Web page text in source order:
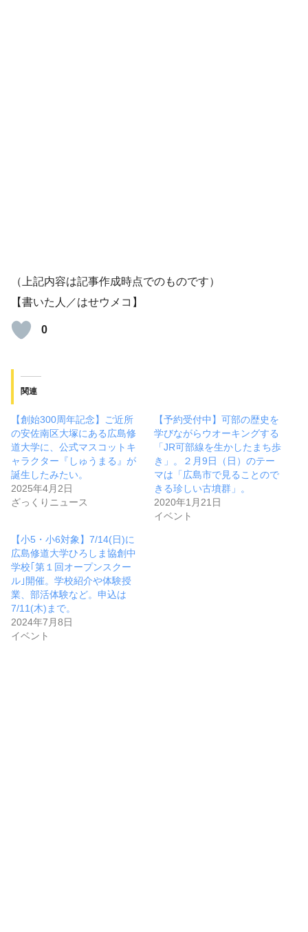
（上記内容は記事作成時点でのものです）
【書いた人／はせウメコ】
0
関連
【創始300周年記念】ご近所
の安佐南区大塚にある広島修
道大学に、公式マスコットキ
ャラクター『しゅうまる』が
誕生したみたい。
2025年4月2日
ざっくりニュース
【予約受付中】可部の歴史を
学びながらウオーキングする
「JR可部線を生かしたまち歩
き」。２月9日（日）のテー
マは「広島市で見ることので
きる珍しい古墳群」。
2020年1月21日
イベント
【小5・小6対象】7/14(日)に
広島修道大学ひろしま協創中
学校｢第１回オープンスクー
ル｣開催。学校紹介や体験授
業、部活体験など。申込は
7/11(木)まで。
2024年7月8日
イベント